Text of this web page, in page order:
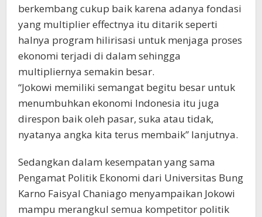
berkembang cukup baik karena adanya fondasi
yang multiplier effectnya itu ditarik seperti
halnya program hilirisasi untuk menjaga proses
ekonomi terjadi di dalam sehingga
multipliernya semakin besar.
“Jokowi memiliki semangat begitu besar untuk
menumbuhkan ekonomi Indonesia itu juga
direspon baik oleh pasar, suka atau tidak,
nyatanya angka kita terus membaik” lanjutnya.
Sedangkan dalam kesempatan yang sama
Pengamat Politik Ekonomi dari Universitas Bung
Karno Faisyal Chaniago menyampaikan Jokowi
mampu merangkul semua kompetitor politik